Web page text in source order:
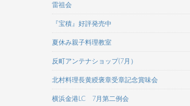
雷祖会
『宝積』好評発売中
夏休み親子料理教室
反町アンテナショップ(7月）
北村料理長黄綬褒章受章記念賞味会
横浜金港LC 7月第二例会